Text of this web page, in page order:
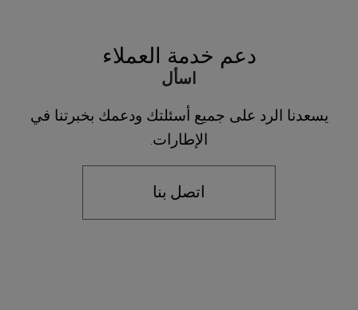
دعم خدمة العملاء
اسأل
يسعدنا الرد على جميع أسئلتك ودعمك بخبرتنا في
الإطارات.
اتصل بنا